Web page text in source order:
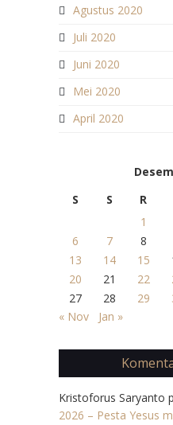
Agustus 2020
Juli 2020
Juni 2020
Mei 2020
April 2020
S
S R
1
6
7 8
13
14 15
20
21 22
27
28 29
« Nov
Jan »
Kristoforus Saryanto
2026 – Pesta Yesus